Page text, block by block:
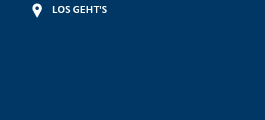
LOS GEHT'S